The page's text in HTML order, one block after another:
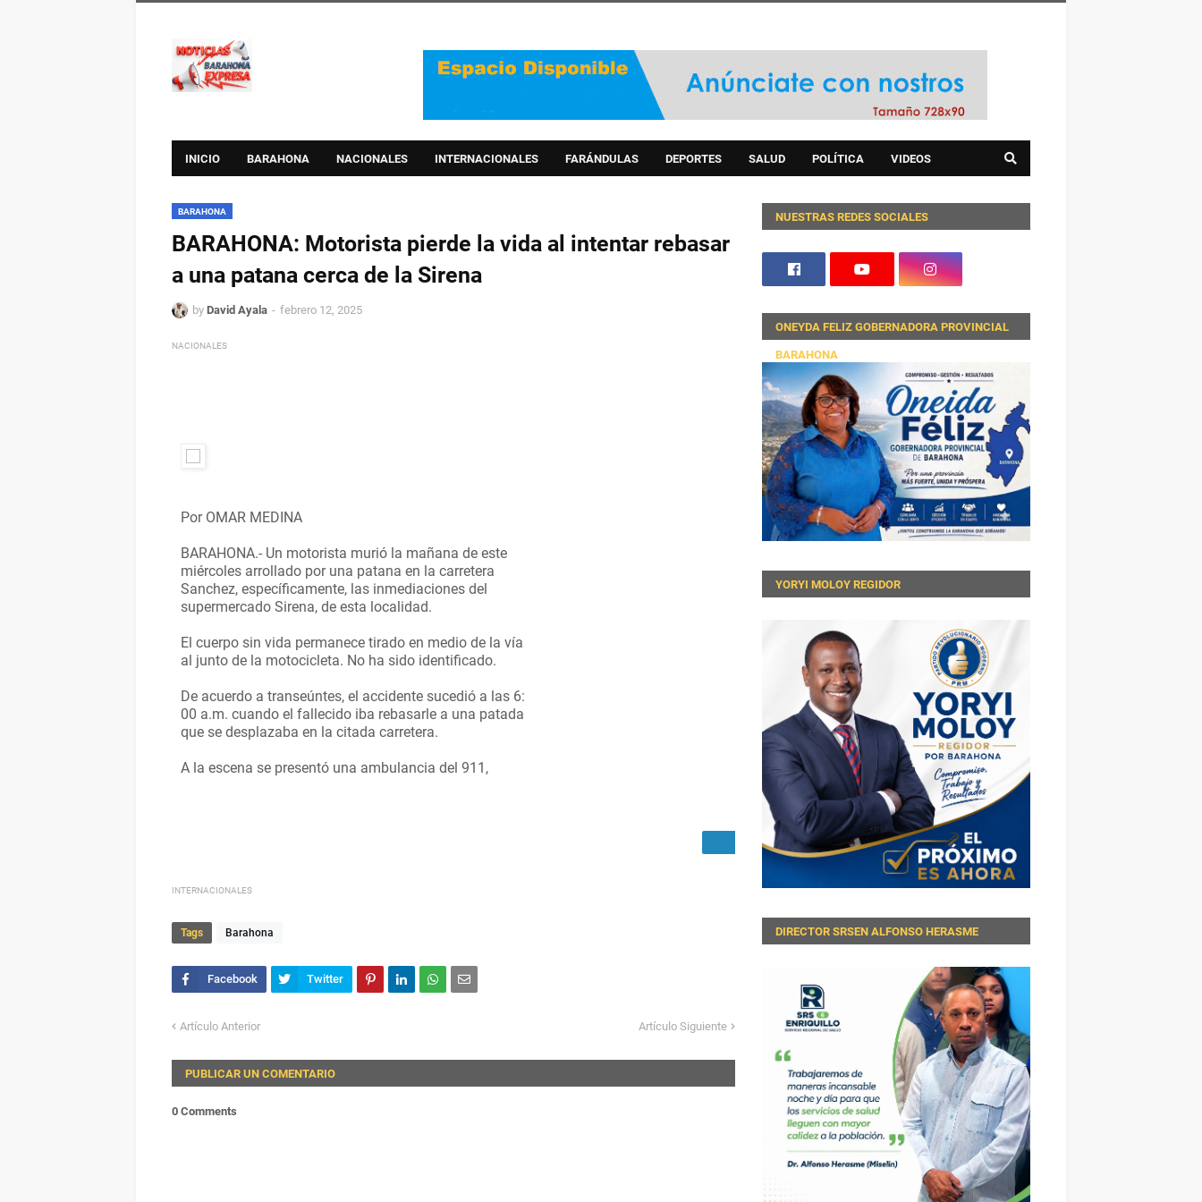
INICIO BARAHONA NACIONALES INTERNACIONALES FARÁNDULAS DEPORTES SALUD POLÍTICA VIDEOS
BARAHONA
BARAHONA: Motorista pierde la vida al intentar rebasar
a una patana cerca de la Sirena
by David Ayala febrero 12, 2025
NACIONALES
Por OMAR MEDINA
BARAHONA.- Un motorista murió la mañana de este
miércoles arrollado por una patana en la carretera
Sanchez, específicamente, las inmediaciones del
supermercado Sirena, de esta localidad.
El cuerpo sin vida permanece tirado en medio de la vía
al junto de la motocicleta. No ha sido identificado.
De acuerdo a transeúntes, el accidente sucedió a las 6:
00 a.m. cuando el fallecido iba rebasarle a una patada
que se desplazaba en la citada carretera.
A la escena se presentó una ambulancia del 911,
INTERNACIONALES
Tags Barahona
Artículo Anterior Artículo Siguiente
PUBLICAR UN COMENTARIO
0 Comments
NUESTRAS REDES SOCIALES
ONEYDA FELIZ GOBERNADORA PROVINCIAL
BARAHONA
YORYI MOLOY REGIDOR
DIRECTOR SRSEN ALFONSO HERASME